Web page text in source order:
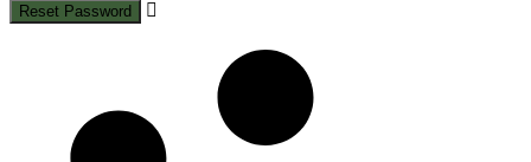
Reset Password